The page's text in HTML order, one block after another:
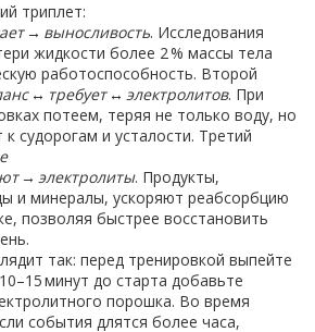
триплет:
→ выносливость. Исследования
жидкости более 2 % массы тела
работоспособность. Второй
↔ требует ↔ электролитов. При
потеем, теряя не только воду, но
судорогам и усталости. Третий
→ электролиты. Продукты,
и минералы, ускоряют реабсорбцию
позволяя быстрее восстановить
так: перед тренировкой выпейте
минут до старта добавьте
порошка. Во время
события длятся более часа,